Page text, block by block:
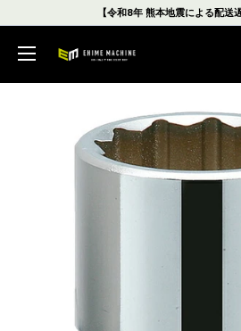
ン
【令和8年 熊本地震による配送
エ